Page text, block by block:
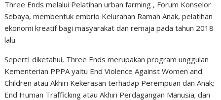
Three Ends melalui Pelatihan urban farming , Forum Konselor
Sebaya, membentuk embrio Kelurahan Ramah Anak, pelatihan
ekonomi kreatif bagi masyarakat dan remaja pada tahun 2018
lalu.
SepertI diketahui, Three Ends merupakan program unggulan
Kementerian PPPA yaitu End Violence Against Women and
Children atau Akhiri Kekerasan terhadap Perempuan dan Anak;
End Human Trafficking atau Akhiri Perdagangan Manusia; dan